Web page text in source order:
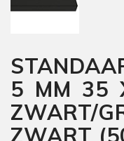
5 MM 35
ZWART